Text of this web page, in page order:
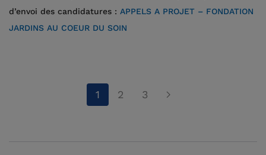
d’envoi des candidatures : APPELS A PROJET – FONDATION
JARDINS AU COEUR DU SOIN
1 2 3